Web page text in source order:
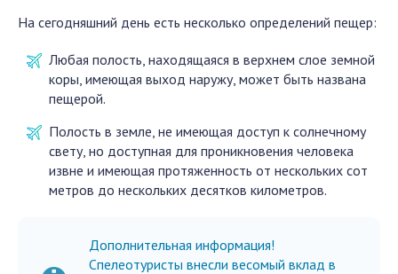
На сегодняшний день есть несколько определений пещер:
Любая полость, находящаяся в верхнем слое земной
коры, имеющая выход наружу, может быть названа
пещерой.
Полость в земле, не имеющая доступ к солнечному
свету, но доступная для проникновения человека
извне и имеющая протяженность от нескольких сот
метров до нескольких десятков километров.
Дополнительная информация!
Спелеотуристы внесли весомый вклад в